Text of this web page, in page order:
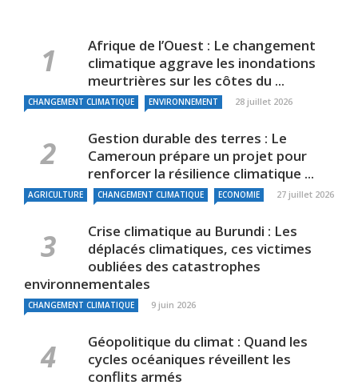
Afrique de l’Ouest : Le changement
climatique aggrave les inondations
meurtrières sur les côtes du ...
CHANGEMENT CLIMATIQUE ENVIRONNEMENT 28 juillet 2026
Gestion durable des terres : Le
Cameroun prépare un projet pour
renforcer la résilience climatique ...
AGRICULTURE CHANGEMENT CLIMATIQUE ECONOMIE 27 juillet 2026
Crise climatique au Burundi : Les
déplacés climatiques, ces victimes
oubliées des catastrophes
environnementales
CHANGEMENT CLIMATIQUE 9 juin 2026
Géopolitique du climat : Quand les
cycles océaniques réveillent les
conflits armés